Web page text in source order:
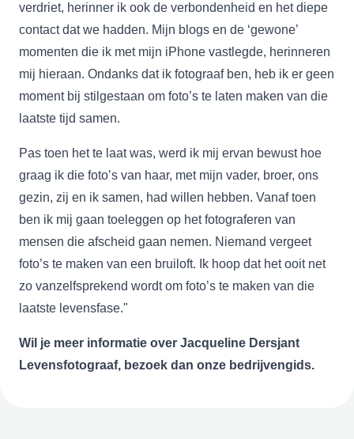
verdriet, herinner ik ook de verbondenheid en het diepe
contact dat we hadden. Mijn blogs en de ‘gewone’
momenten die ik met mijn iPhone vastlegde, herinneren
mij hieraan. Ondanks dat ik fotograaf ben, heb ik er geen
moment bij stilgestaan om foto’s te laten maken van die
laatste tijd samen.
Pas toen het te laat was, werd ik mij ervan bewust hoe
graag ik die foto’s van haar, met mijn vader, broer, ons
gezin, zij en ik samen, had willen hebben. Vanaf toen
ben ik mij gaan toeleggen op het fotograferen van
mensen die afscheid gaan nemen. Niemand vergeet
foto’s te maken van een bruiloft. Ik hoop dat het ooit net
zo vanzelfsprekend wordt om foto’s te maken van die
laatste levensfase."
Wil je meer informatie over Jacqueline Dersjant
Levensfotograaf, bezoek dan onze bedrijvengids.